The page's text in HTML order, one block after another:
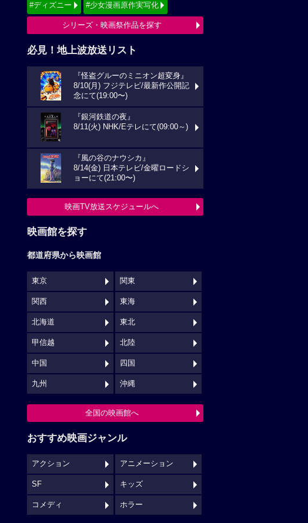
#ディズニー #少女漫画原作実写化
シリーズ・映画祭作品を探す
必見！地上波放送リスト
『怪盗グルーのミニオン超変身』
8/10(月) フジテレビ/最新作公開記
念にて(19:00〜)
『銀河鉄道の夜』
8/11(火) NHK/Eテレにて(09:00～)
『風の谷のナウシカ』
8/14(金) 日本テレビ/金曜ロードシ
ョーにて(21:00〜)
映画TV放送スケジュールへ
映画館を探す
都道府県から映画館
東京 関東
関西 東海
北海道 東北
甲信越 北陸
中国 四国
九州 沖縄
全国の映画館へ
おすすめ映画ジャンル
アクション アニメーション
SF キッズ
コメディ ホラー